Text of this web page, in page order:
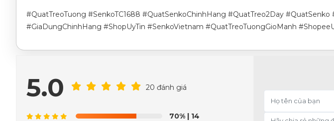
#QuatTreoTuong #SenkoTC1688 #QuatSenkoChinhHang #QuatTreo2Day
#GiaDungChinhHang #ShopUyTin #SenkoVietnam #QuatTreoTuongGioManh
5.0 20 đánh giá
70% | 14